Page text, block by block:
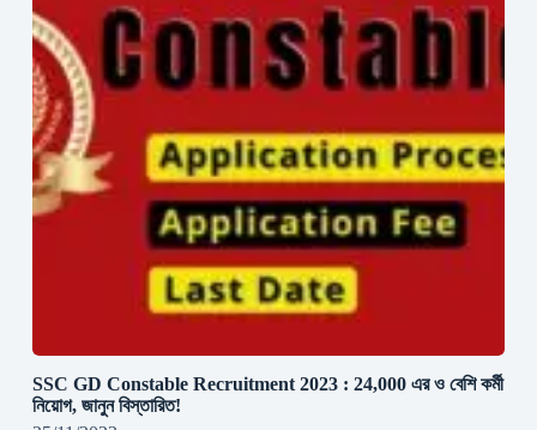
SSC GD Constable Recruitment 2023 : 24,000 এর ও বেশি কর্মী
নিয়োগ, জানুন বিস্তারিত!